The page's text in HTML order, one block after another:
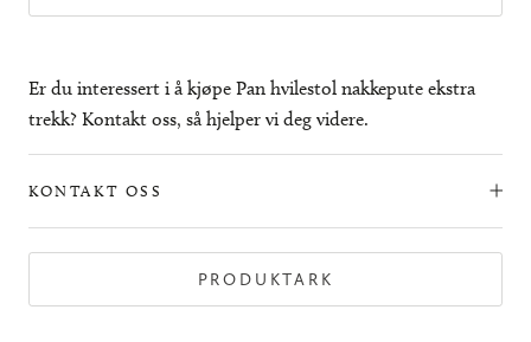
Er du interessert i å kjøpe Pan hvilestol nakkepute ekstra
trekk? Kontakt oss, så hjelper vi deg videre.
KONTAKT OSS
PRODUKTARK